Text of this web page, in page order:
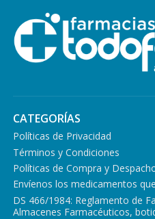
CATEGORÍAS
Políticas de Privacidad
Términos y Condiciones
Políticas de Compra y
Envíenos los medicamentos
DS 466/1984: Reglamento de
Almacenes Farmacéuticos,